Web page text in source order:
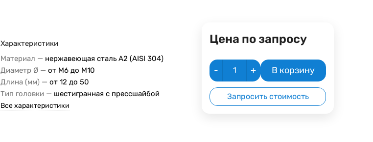
Характеристики
Материал — нержавеющая сталь A2 (AISI 304)
Диаметр Ø — от M6 до M10
Длина (мм) — от 12 до 50
Тип головки — шестигранная с прессшайбой
Все характеристики
Цена по запросу
- + В корзину
Запросить стоимость